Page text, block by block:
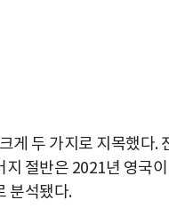
게 두 가지로 지목했다.
절반은 2021년 영국
분석됐다.